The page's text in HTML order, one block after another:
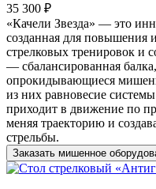
35 300 ₽
«Качели Звезда» — это
созданная для повышения
стрелковых тренировок и
— сбалансированная
опрокидывающиеся
из них равновесие
приходит в движение по
меняя траекторию и
стрельбы.
Заказать мишенное